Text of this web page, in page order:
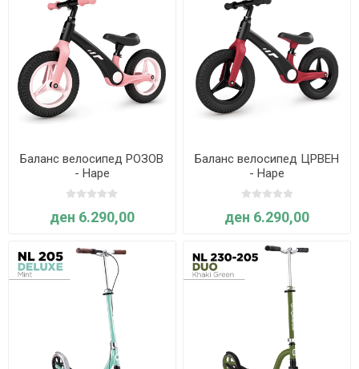
Баланс велосипед РОЗОВ
- Hape
ден 6.290,00
Баланс велосипед ЦРВЕН
- Hape
ден 6.290,00